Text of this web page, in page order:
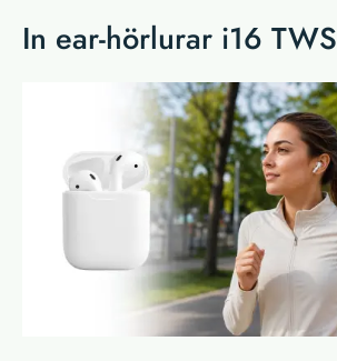
In ear-hörlurar i16 TWS